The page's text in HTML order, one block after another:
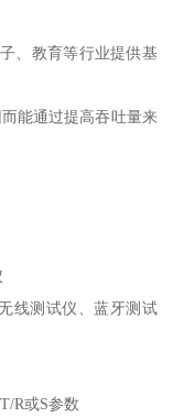
、教育等行业提供基
能通过提高吞吐量来
线测试仪、蓝牙测试
R或S参数